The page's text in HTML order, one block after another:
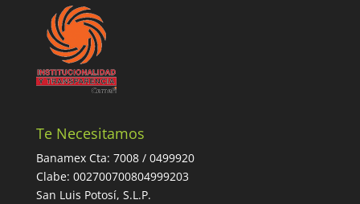
Te Necesitamos
Banamex Cta: 7008 / 0499920
Clabe: 002700700804999203
San Luis Potosí, S.L.P.